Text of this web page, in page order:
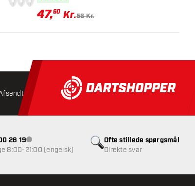
47,60 Kr.56 Kr.
inden for 24 timer Gratisfragt ved køb over
Ofte stillede spørgsmål
Direkte svar
26 19Kundeservice ikke tilgængelig
8:00-21:00 (engelsk)